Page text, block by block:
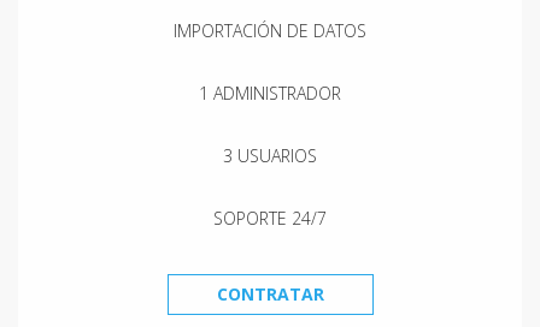
IMPORTACIÓN DE DATOS
1 ADMINISTRADOR
3 USUARIOS
SOPORTE 24/7
CONTRATAR